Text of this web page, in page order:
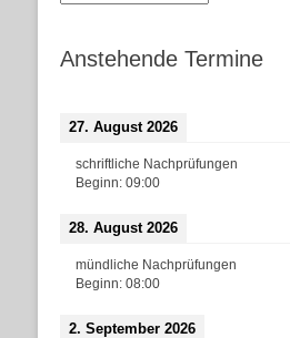
Anstehende Termine
27. August 2026
schriftliche Nachprüfungen
Beginn: 09:00
28. August 2026
mündliche Nachprüfungen
Beginn: 08:00
2. September 2026